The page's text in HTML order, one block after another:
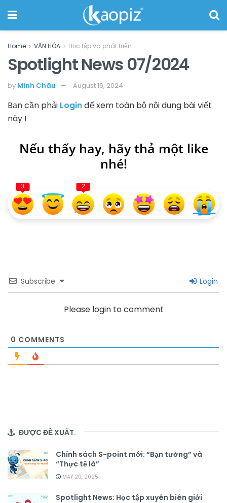
Home VĂN HÓA Học tập và phát triển
Spotlight News 07/2024
by Minh Châu August 16, 2024
Bạn cần phải Loginđể xem toàn bộ nội dung bài viết
này !
Nếu thấy hay, hãy thả một like
nhé!
3 2
Subscribe Login
Please login to comment
0 COMMENTS
ĐƯỢC ĐỀ XUẤT.
Chính sách S-point mới: “Bạn tưởng” và
“Thực tế là”
MAY 20, 2025
Spotlight News: Học tập xuyên biên giới